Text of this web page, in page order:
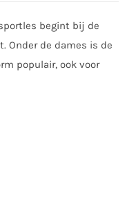
begint bij de
Onder de dames is de
populair, ook voor